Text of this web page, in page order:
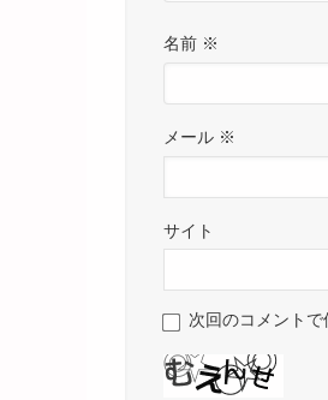
名前 ※
メール ※
サイト
次回のコメント